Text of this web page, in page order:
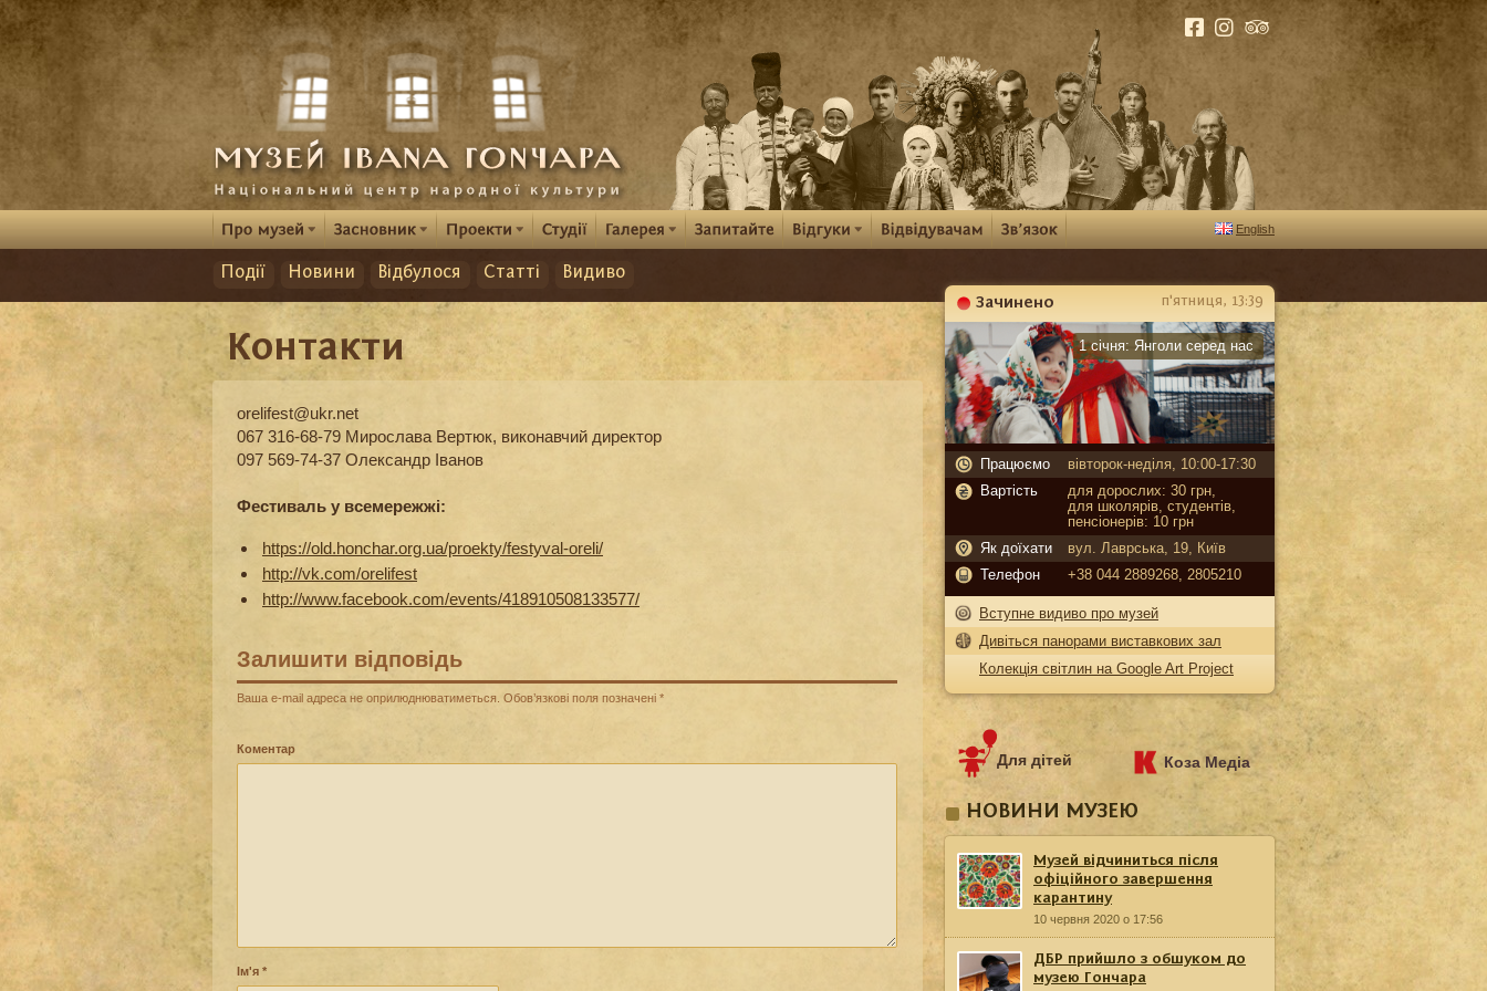
English
Події Новини Відбулося Статті Видиво
Контакти
orelifest@ukr.net
067 316-68-79 Мирослава Вертюк, виконавчий директор
097 569-74-37 Олександр Іванов
Фестиваль у всемережжі:
https://old.honchar.org.ua/proekty/festyval-oreli/
http://vk.com/orelifest
http://www.facebook.com/events/418910508133577/
Залишити відповідь
Ваша e-mail адреса не оприлюднюватиметься. Обов’язкові поля позначені *
Коментар
Ім'я *
Зачинено
Карантин
п'ятниця, 13:39
1 січня: Янголи серед нас
Працюємо
вівторок-неділя, 10:00-17:30
Вартість
для дорослих: 30 грн,
для школярів, студентів,
пенсіонерів: 10 грн
Як доїхати
вул. Лаврська, 19, Київ
Телефон
+38 044 2889268, 2805210
Вступне видиво про музей
Дивіться панорами виставкових зал
Колекція світлин на Google Art Project
Для дітей Коза Медіа
НОВИНИ МУЗЕЮ
Музей відчиниться після
офіційного завершення
карантину
10 червня 2020 о 17:56
ДБР прийшло з обшуком до
музею Гончара